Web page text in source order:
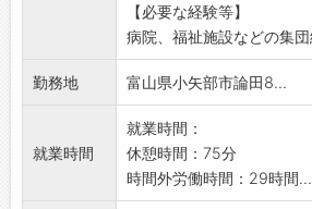
・食材の下処理、カット
【必要な経験等】
病院、福祉施設などの集
勤務地 富山県小矢部市論田8...
就業時間
就業時間：
休憩時間：75分
時間外労働時間：29時間...